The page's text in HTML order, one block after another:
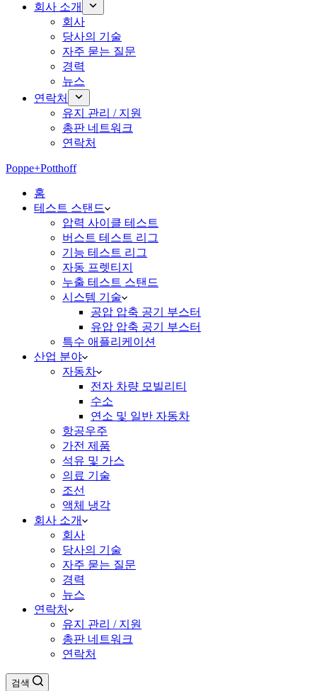
회사 소개
회사
당사의 기술
자주 묻는 질문
경력
뉴스
연락처
유지 관리 / 지원
총판 네트워크
연락처
Poppe+Potthoff
홈
테스트 스탠드
압력 사이클 테스트
버스트 테스트 리그
기능 테스트 리그
자동 프렛티지
누출 테스트 스탠드
시스템 기술
공압 압축 공기 부스터
유압 압축 공기 부스터
특수 애플리케이션
산업 분야
자동차
전자 차량 모빌리티
수소
연소 및 일반 자동차
항공우주
가전 제품
석유 및 가스
의료 기술
조선
액체 냉각
회사 소개
회사
당사의 기술
자주 묻는 질문
경력
뉴스
연락처
유지 관리 / 지원
총판 네트워크
연락처
검색